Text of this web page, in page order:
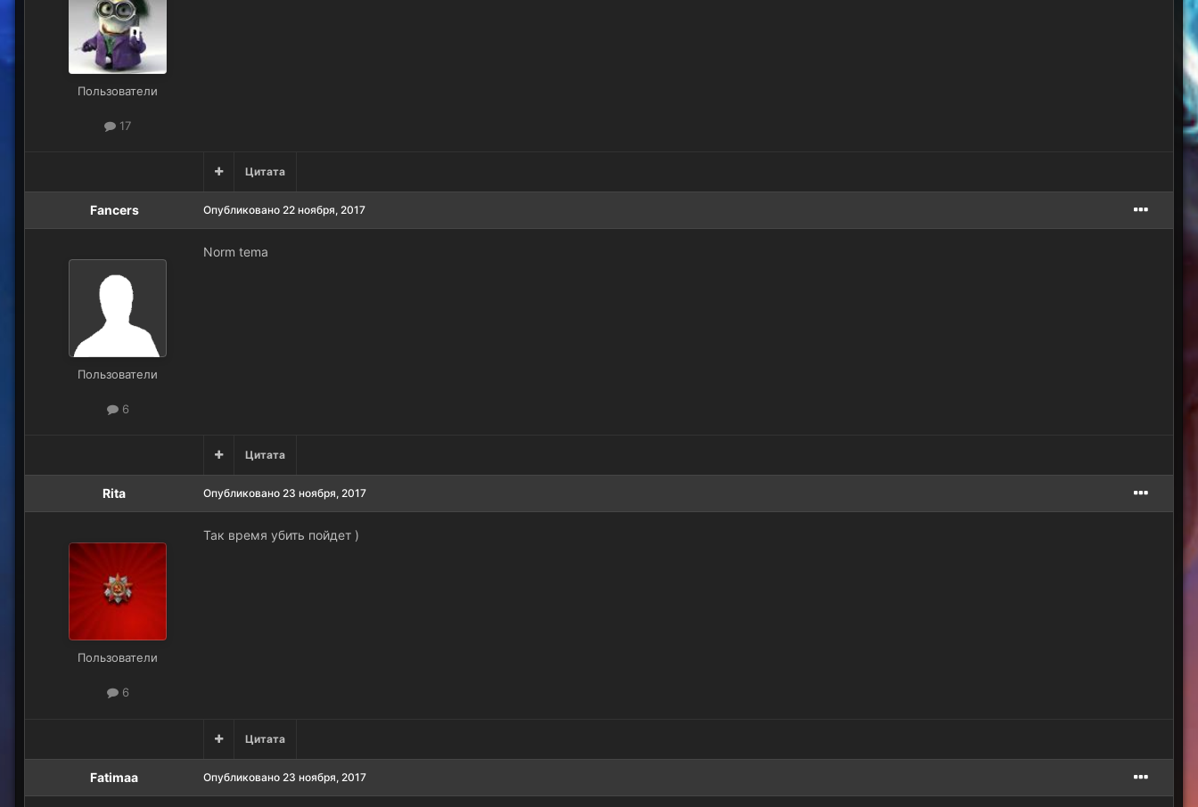
Пользователи
17
Цитата
Fancers
Пользователи
6
Опубликовано 22 ноября, 2017
Norm tema
Цитата
Rita
Пользователи
6
Опубликовано 23 ноября, 2017
Так время убить пойдет )
Цитата
Fatimaa Опубликовано 23 ноября, 2017